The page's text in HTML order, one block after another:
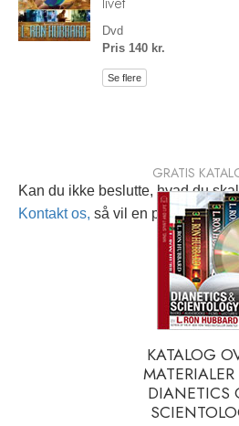
Dvd
Pris 140 kr.
Se flere
Kan du ikke beslutte, hvad du
Kontakt os, så vil en personlig
GRATIS
KATALOG
DIANETICS